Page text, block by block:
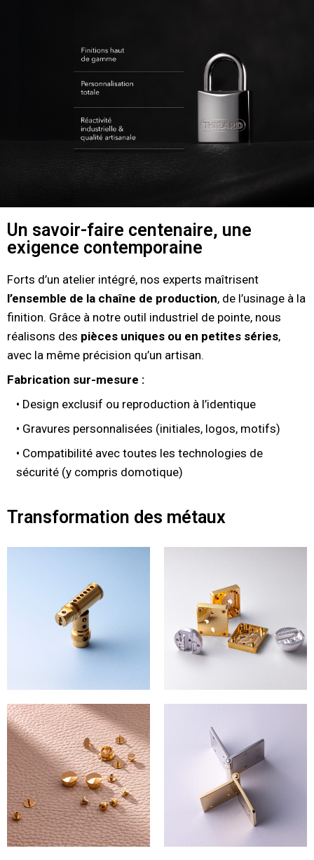
Un savoir-faire centenaire, une
exigence contemporaine
Forts d’un atelier intégré, nos experts maîtrisent
l’ensemble de la chaîne de production, de l’usinage à la
finition. Grâce à notre outil industriel de pointe, nous
réalisons des pièces uniques ou en petites séries,
avec la même précision qu’un artisan.
Fabrication sur-mesure :
• Design exclusif ou reproduction à l’identique
• Gravures personnalisées (initiales, logos, motifs)
• Compatibilité avec toutes les technologies de
sécurité (y compris domotique)
Transformation des métaux